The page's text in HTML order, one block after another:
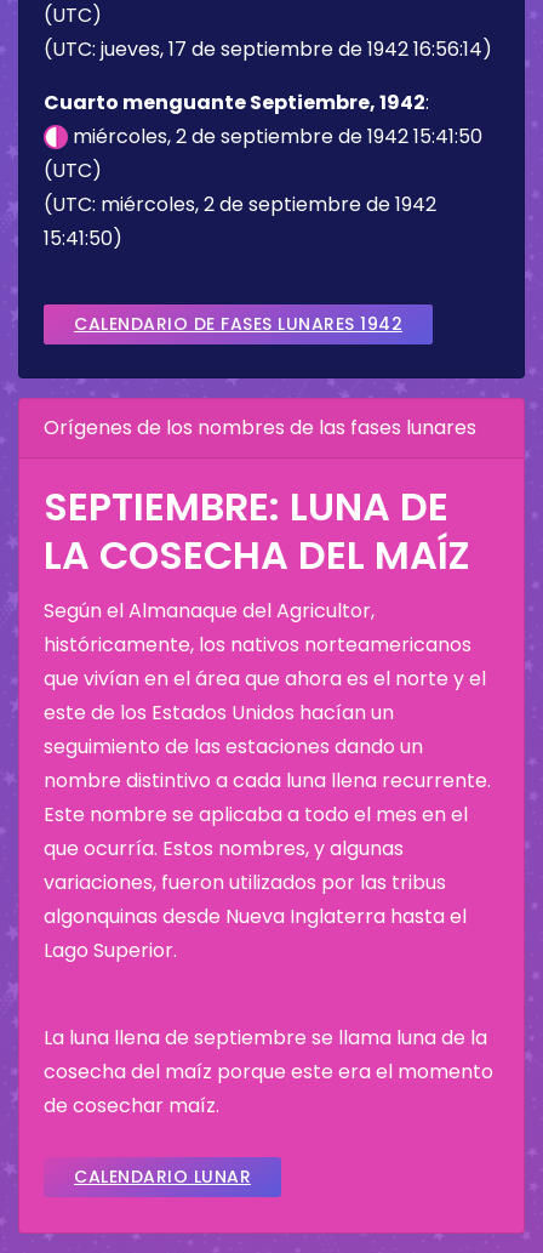
(UTC)
(UTC: jueves, 17 de septiembre de 1942 16:56:14)
Cuarto menguante Septiembre, 1942:
miércoles, 2 de septiembre de 1942 15:41:50
(UTC)
(UTC: miércoles, 2 de septiembre de 1942
15:41:50)
CALENDARIO DE FASES LUNARES 1942
Orígenes de los nombres de las fases lunares
SEPTIEMBRE: LUNA DE
LA COSECHA DEL MAÍZ
Según el Almanaque del Agricultor,
históricamente, los nativos norteamericanos
que vivían en el área que ahora es el norte y el
este de los Estados Unidos hacían un
seguimiento de las estaciones dando un
nombre distintivo a cada luna llena recurrente.
Este nombre se aplicaba a todo el mes en el
que ocurría. Estos nombres, y algunas
variaciones, fueron utilizados por las tribus
algonquinas desde Nueva Inglaterra hasta el
Lago Superior.
La luna llena de septiembre se llama luna de la
cosecha del maíz porque este era el momento
de cosechar maíz.
CALENDARIO LUNAR